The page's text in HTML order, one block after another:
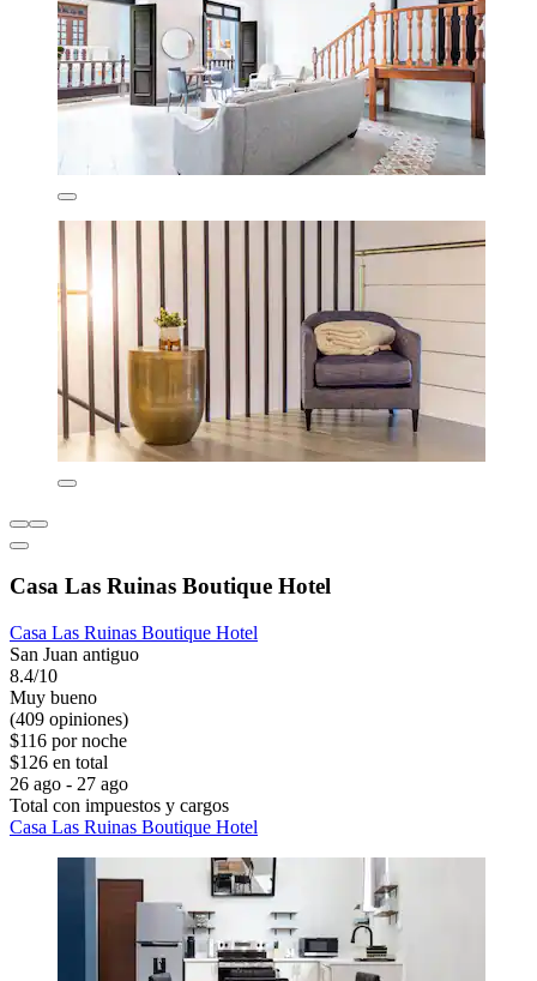
Casa Las Ruinas Boutique Hotel
Casa Las Ruinas Boutique Hotel
San Juan antiguo
8.4/10
Muy bueno
(409 opiniones)
$116 por noche
$126 en total
26 ago - 27 ago
Total con impuestos y cargos
Casa Las Ruinas Boutique Hotel